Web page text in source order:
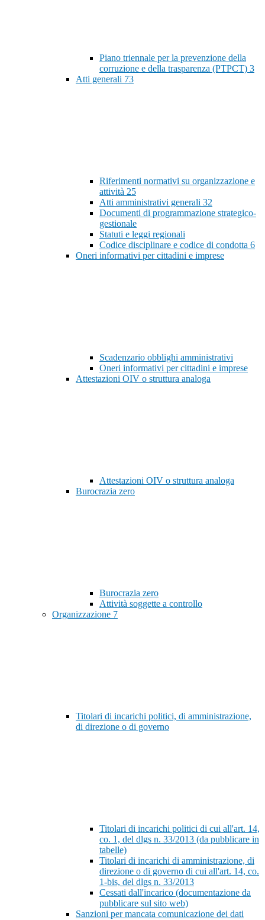
Piano triennale per la prevenzione della
corruzione e della trasparenza (PTPCT) 3
Atti generali 73
Riferimenti normativi su organizzazione e
attività 25
Atti amministrativi generali 32
Documenti di programmazione strategico-
gestionale
Statuti e leggi regionali
Codice disciplinare e codice di condotta 6
Oneri informativi per cittadini e imprese
Scadenzario obblighi amministrativi
Oneri informativi per cittadini e imprese
Attestazioni OIV o struttura analoga
Attestazioni OIV o struttura analoga
Burocrazia zero
Burocrazia zero
Attività soggette a controllo
Organizzazione 7
Titolari di incarichi politici, di amministrazione,
di direzione o di governo
Titolari di incarichi politici di cui all'art. 14,
co. 1, del dlgs n. 33/2013 (da pubblicare in
tabelle)
Titolari di incarichi di amministrazione, di
direzione o di governo di cui all'art. 14, co.
1-bis, del dlgs n. 33/2013
Cessati dall'incarico (documentazione da
pubblicare sul sito web)
Sanzioni per mancata comunicazione dei dati